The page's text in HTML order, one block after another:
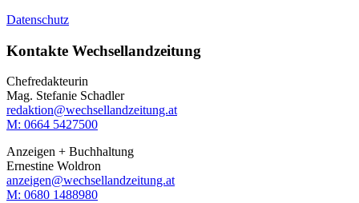
Datenschutz
Kontakte Wechsellandzeitung
Chefredakteurin
Mag. Stefanie Schadler
redaktion@wechsellandzeitung.at
M: 0664 5427500‬
Anzeigen + Buchhaltung
Ernestine Woldron
anzeigen@wechsellandzeitung.at
M: ‭0680 1488980‬